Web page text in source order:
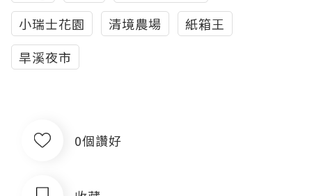
小瑞士花園
清境農場
紙箱王
旱溪夜市
0個讚好